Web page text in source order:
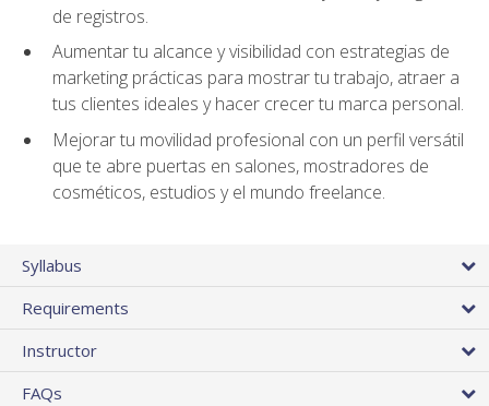
de registros.
Aumentar tu alcance y visibilidad con estrategias de
marketing prácticas para mostrar tu trabajo, atraer a
tus clientes ideales y hacer crecer tu marca personal.
Mejorar tu movilidad profesional con un perfil versátil
que te abre puertas en salones, mostradores de
cosméticos, estudios y el mundo freelance.
Syllabus
Requirements
Instructor
FAQs